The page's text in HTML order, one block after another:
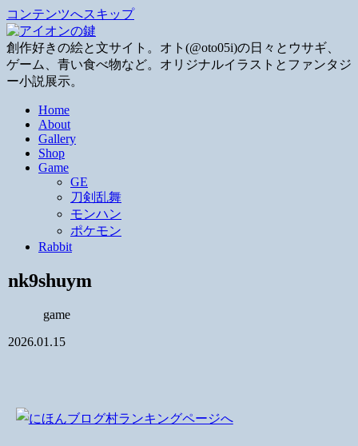
コンテンツへスキップ
創作好きの絵と文サイト。オト(@oto05i)の日々とウサギ、
ゲーム、青い食べ物など。オリジナルイラストとファンタジ
ー小説展示。
Home
About
Gallery
Shop
Game
GE
刀剣乱舞
モンハン
ポケモン
Rabbit
nk9shuym
game
2026.01.15